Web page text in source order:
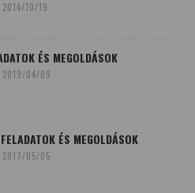
2014/10/19
ÉS MEGOLDÁSOK
2019/04/09
ÉS MEGOLDÁSOK
2017/05/05